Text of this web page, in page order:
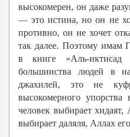
высокомерен, он даже
— это истина, но он не
противно, он не хочет
так далее. Поэтому имам
в книге «Аль-иктисад
большинства людей в
джахилей, это не
высокомерного
человек выбирает хидаят,
выбирает даляля, Аллах